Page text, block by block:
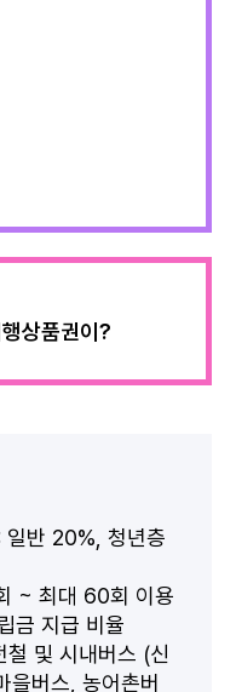
상품권이?
일반 20%, 청년층
~ 최대 60회 이용
금 지급 비율
및 시내버스 (신
버스, 농어촌버